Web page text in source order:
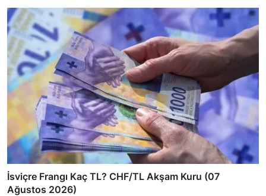
İsviçre Frangı Kaç TL? CHF/TL Akşam Kuru (07
Ağustos 2026)